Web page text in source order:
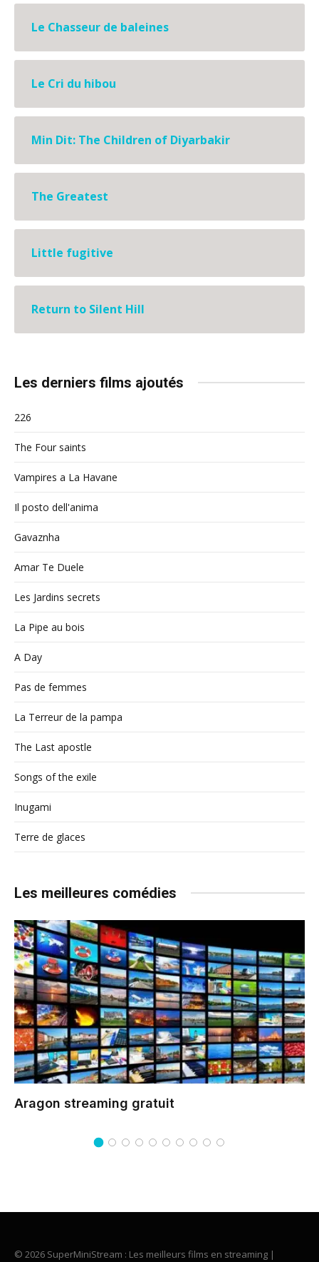
Le Chasseur de baleines
Le Cri du hibou
Min Dit: The Children of Diyarbakir
The Greatest
Little fugitive
Return to Silent Hill
Les derniers films ajoutés
226
The Four saints
Vampires a La Havane
Il posto dell'anima
Gavaznha
Amar Te Duele
Les Jardins secrets
La Pipe au bois
A Day
Pas de femmes
La Terreur de la pampa
The Last apostle
Songs of the exile
Inugami
Terre de glaces
Les meilleures comédies
Aragon streaming gratuit
© 2026 SuperMiniStream : Les meilleurs films en streaming |